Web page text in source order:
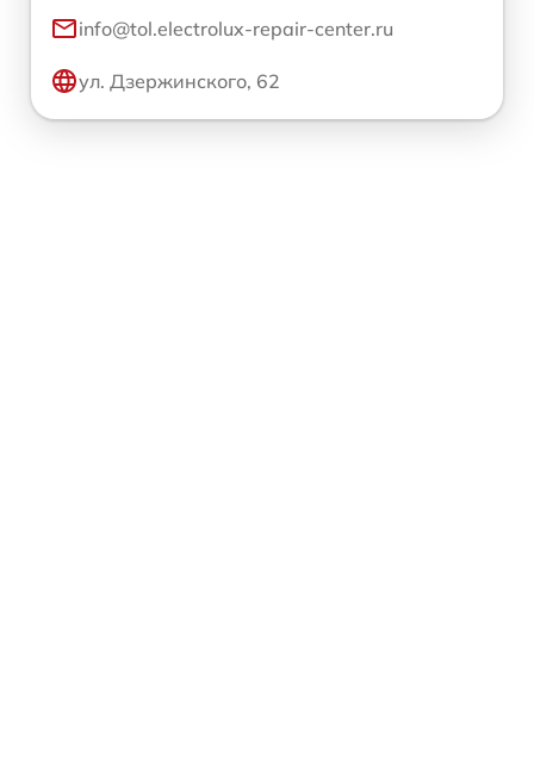
info@tol.electrolux-repair-center.ru
ул. Дзержинского, 62